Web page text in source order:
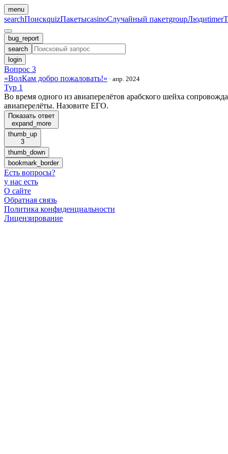
menu
searchПоискquizПакетыcasinoСлучайный пакетgroupЛюдиtimer
bug_report
search
login
Вопрос 3
«ВолКам добро пожаловать!» · апр. 2024
Тур 1
Во время одного из авиаперелётов арабского шейха
авиаперелёты. Назовите ЕГО.
Показать ответ
expand_more
thumb_up
3
thumb_down
bookmark_border
Есть вопросы?
у нас есть
О сайте
Обратная связь
Политика конфиденциальности
Лицензирование